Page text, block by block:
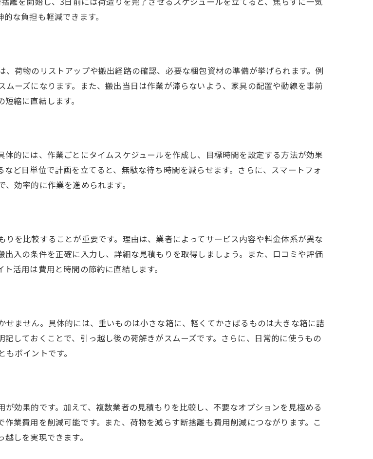
引っ越し業者の選び方ガイド
用を抑える段取りのコツを紹介
積もり比較でお得に進める方法
時期選びで節約するポイント
する際の見積もり比較術
積もりだけを取るときの注意点
用とサービス内容の比較ポイント
引っ越し業者選びの着眼点
らす引っ越し準備の心得
に知っておきたい心の準備方法
業の精神的負担を減らす習慣
鬱状態を防ぐセルフケアの大切さ
けた引っ越しのメンタル管理
しないポイントを解説
後悔しないための重要ポイント
な負担も軽減できます。
荷物のリストアップや搬出経路の確認、必要な梱包資材の準備が挙げられます。例
ーズになります。また、搬出当日は作業が滞らないよう、家具の配置や動線を事前
縮に直結します。
的には、作業ごとにタイムスケジュールを作成し、目標時間を設定する方法が効果
ど日単位で計画を立てると、無駄な待ち時間を減らせます。さらに、スマートフォ
効率的に作業を進められます。
を比較することが重要です。理由は、業者によってサービス内容や料金体系が異な
入の条件を正確に入力し、詳細な見積もりを取得しましょう。また、口コミや評価
活用は費用と時間の節約に直結します。
ません。具体的には、重いものは小さな箱に、軽くてかさばるものは大きな箱に詰
しておくことで、引っ越し後の荷解きがスムーズです。さらに、日常的に使うもの
ポイントです。
効果的です。加えて、複数業者の見積もりを比較し、不要なオプションを見極める
業費用を削減可能です。また、荷物を減らす断捨離も費用削減につながります。こ
しを実現できます。